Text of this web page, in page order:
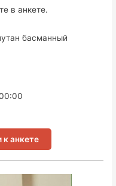
в анкете.
к анкете